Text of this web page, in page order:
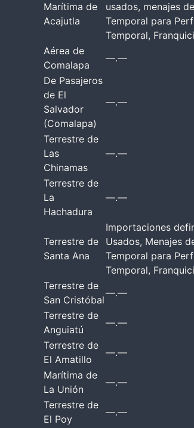
Marítima de
Acajutla
usados, menajes
Temporal para
Temporal,
Aérea de
Comalapa
—.—
De Pasajeros
de El
Salvador
(Comalapa)
—.—
Terrestre de
Las
Chinamas
—.—
Terrestre de
La
Hachadura
—.—
Terrestre de
Santa Ana
Importaciones
Usados, Menajes
Temporal para
Temporal,
Terrestre de
San Cristóbal
—.—
Terrestre de
Anguiatú
—.—
Terrestre de
El Amatillo
—.—
Marítima de
La Unión
—.—
Terrestre de
El Poy
—.—